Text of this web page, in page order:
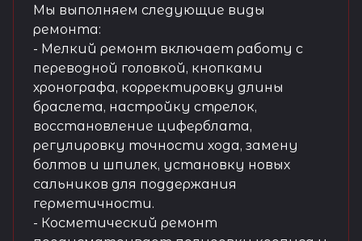
Мы выполняем следующие виды
ремонта:
- Мелкий ремонт включает работу с
переводной головкой, кнопками
хронографа, корректировку длины
браслета, настройку стрелок,
восстановление циферблата,
регулировку точности хода, замену
болтов и шпилек, установку новых
сальников для поддержания
герметичности.
- Косметический ремонт